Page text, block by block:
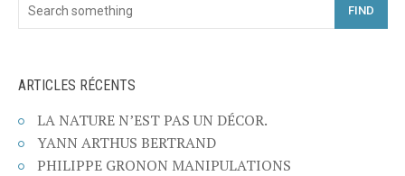
FIND
ARTICLES RÉCENTS
LA NATURE N’EST PAS UN DÉCOR.
YANN ARTHUS BERTRAND
PHILIPPE GRONON MANIPULATIONS